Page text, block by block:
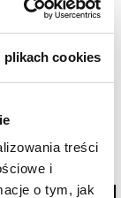
plikach cookies
treści
i
o tym, jak